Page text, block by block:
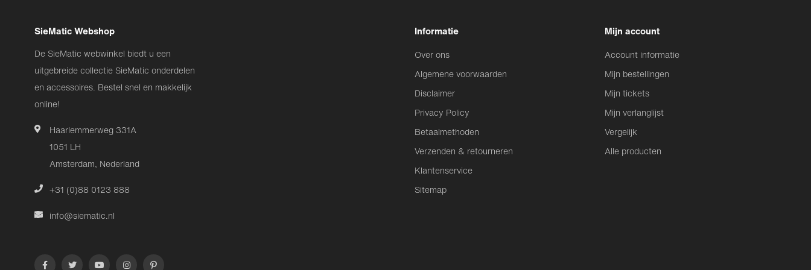
SieMatic Webshop
De SieMatic webwinkel biedt u een
uitgebreide collectie SieMatic onderdelen
en accessoires. Bestel snel en makkelijk
online!
Haarlemmerweg 331A
1051 LH
Amsterdam, Nederland
+31 (0)88 0123 888
info@siematic.nl
Informatie
Over ons
Algemene voorwaarden
Disclaimer
Privacy Policy
Betaalmethoden
Verzenden & retourneren
Klantenservice
Sitemap
Mijn account
Account informatie
Mijn bestellingen
Mijn tickets
Mijn verlanglijst
Vergelijk
Alle producten